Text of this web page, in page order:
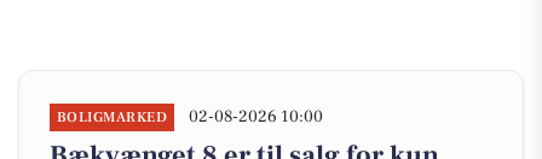
BOLIGMARKED 02-08-2026 10:00